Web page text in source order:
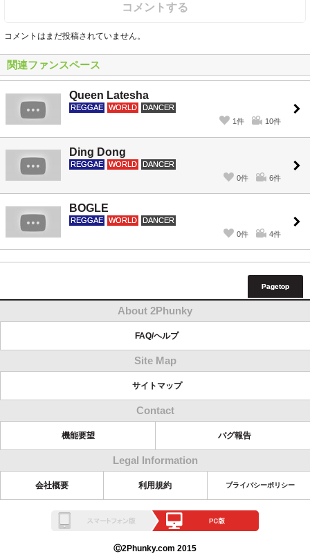
コメントする
コメントはまだ投稿されていません。
関連ファンスペース
Queen Latesha
REGGAE WORLD
DANCER
1件
10件
Ding Dong
REGGAE WORLD
DANCER
0件
6件
BOGLE
REGGAE WORLD
DANCER
0件
4件
Pagetop
About 2Phunky
FAQ/ヘルプ
Site Map
サイトマップ
Contact
機能要望 バグ報告
Legal Information
会社概要 利用規約 プライバシーポリシー
Ⓒ2Phunky.com 2015